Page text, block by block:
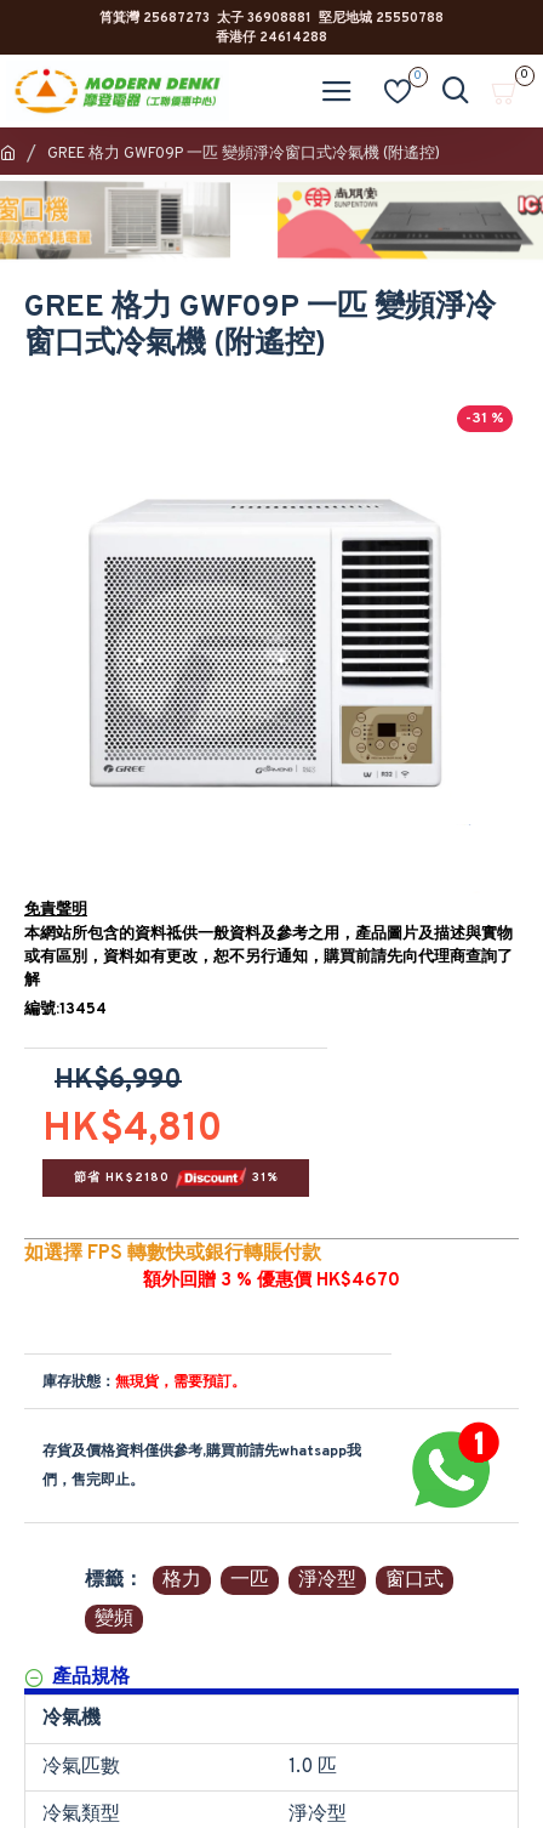
筲箕灣 25687273 太子 36908881 堅尼地城 25550788
香港仔 24614288
0 0
GREE 格力 GWF09P 一匹 變頻淨冷窗口式冷氣機 (附遙控)
GREE 格力 GWF09P 一匹 變頻淨冷
窗口式冷氣機 (附遙控)
-31 %
免責聲明
本網站所包含的資料祗供一般資料及參考之用，產品圖片及描述與實物
或有區別，資料如有更改，恕不另行通知，購買前請先向代理商查詢了
解
編號:13454
HK$4,810
HK$6,990
節省 HK$2180 31%
如選擇 FPS 轉數快或銀行轉賬付款
額外回贈 3 % 優惠價 HK$4670
庫存狀態： 無現貨，需要預訂。
存貨及價格資料僅供參考,購買前請先whatsapp我
們，售完即止。
標籤： 格力 一匹 淨冷型
窗口式
變頻
產品規格
冷氣機
冷氣匹數
1.0 匹
冷氣類型
淨冷型